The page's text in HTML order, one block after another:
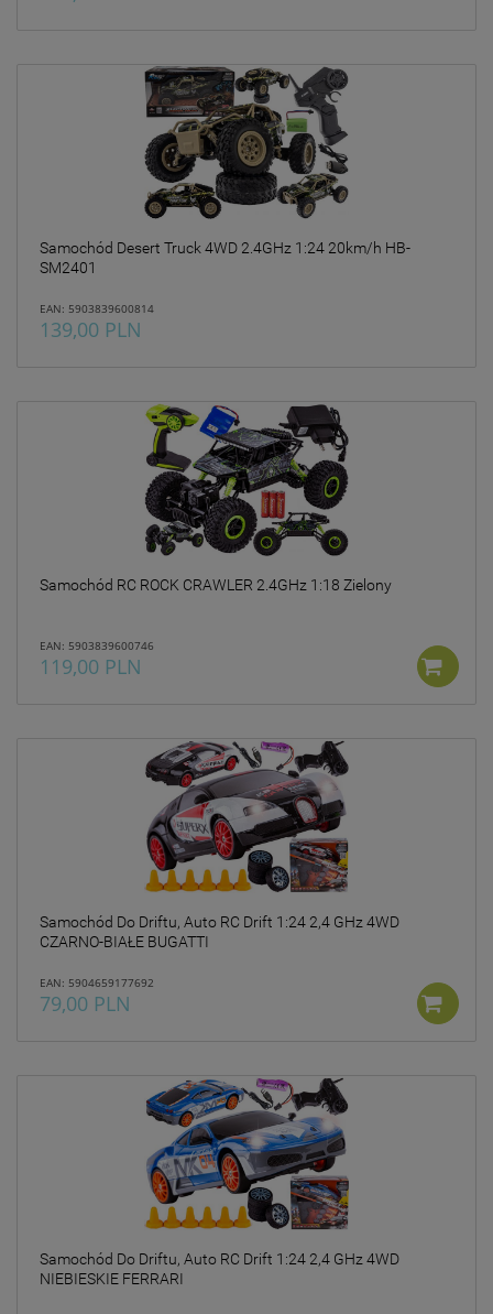
Samochód Desert Truck 4WD 2.4GHz 1:24 20km/h HB-
SM2401
EAN: 5903839600814
139,00 PLN
Samochód RC ROCK CRAWLER 2.4GHz 1:18 Zielony
EAN: 5903839600746
119,00 PLN
Samochód Do Driftu, Auto RC Drift 1:24 2,4 GHz 4WD
CZARNO-BIAŁE BUGATTI
EAN: 5904659177692
79,00 PLN
Samochód Do Driftu, Auto RC Drift 1:24 2,4 GHz 4WD
NIEBIESKIE FERRARI